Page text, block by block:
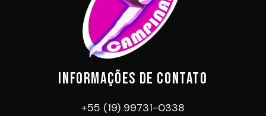
INFORMAÇÕES DE CONTATO
+55 (19) 99731-0338